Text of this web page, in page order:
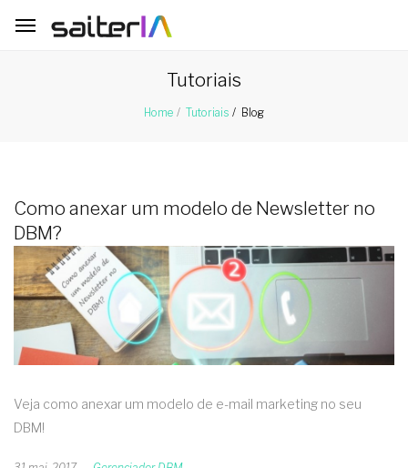
Tutoriais
Home Tutoriais Blog
Como anexar um modelo de Newsletter no
DBM?
Veja como anexar um modelo de e-mail marketing no seu
DBM!